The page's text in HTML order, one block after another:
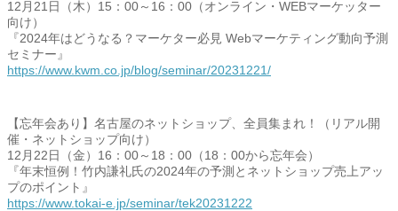
12月21日（木）15：00～16：00（オンライン・ WEBマーケッター
向け）
『2024年はどうなる？マーケター必見 Webマーケティング動向予測
セミナー』
https://www.kwm.co.jp/blog/seminar/20231221/
【忘年会あり】名古屋のネットショップ、全員集まれ！（ リアル開
催・ネットショップ向け）
12月22日（金）16：00～18：00（18： 00から忘年会）
『年末恒例！ 竹内謙礼氏の2024年の予測とネットショップ売上アッ
プのポイ ント』
https://www.tokai-e.jp/seminar/tek20231222